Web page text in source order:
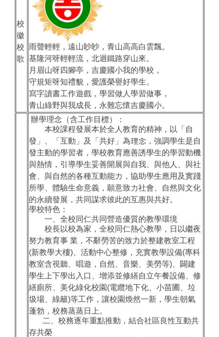
校
徽
校
歌
雨聲輕輕，遠山眇眇，青山高高白雲飄。
基隆河呀輕輕流，北迴鐵路穿山來。
月眉山呀四腳亭，吉慶國小我的學校，
守規矩呀知禮貌，愛護榮譽好學生。
寫字讀書工作遊戲，學習做人學習做事，
青山綠野與我成長，永難忘懷吉慶國小。
辦學理念（含工作目標）：
本校課程發展本於全人教育的精神，以「自
發」、「互動」及「共好」為理念，強調學生是自
發主動的學習者，學校教育應善誘學生的學習動機
與熱情，引導學生妥善開展與自我、與他人、與社
會、與自然的各種互動能力，協助學生應用及實踐
所學、體驗生命意義，願意致力社會、自然與文化
的永續發展，共同謀求彼此的互惠與共好。
學校特色：
一、全校同仁共同營造優質的教學環境
校長以校為家，全校同仁熱心教學，日以繼夜
努力教育事 業，不辭勞苦的致力於整建教室工程
(新教學大樓)、活動中心整修，充實教學設備(專科
教室含視聽、唱遊，自然、音樂、美勞等)、闢建
學生上下學出入口、增添並修繕自立午餐設備、修
繕廁所、美化綠化校園(電纜地下化、小苗圃、垃
圾場、綠籬)等工作，讓校園煥然一新，學生朝氣
蓬勃，校務蒸蒸日上。
二、校務逐年重點推動，結合社區良性互動共
存共榮